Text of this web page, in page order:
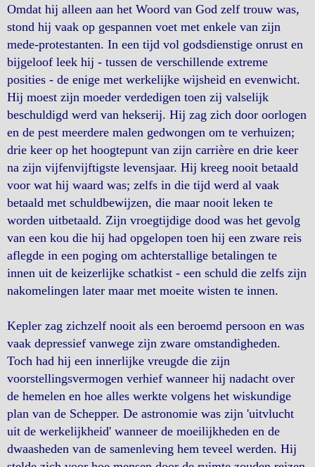
Omdat hij alleen aan het Woord van God zelf trouw was,
stond hij vaak op gespannen voet met enkele van zijn
mede-protestanten. In een tijd vol godsdienstige onrust en
bijgeloof leek hij - tussen de verschillende extreme
posities - de enige met werkelijke wijsheid en evenwicht.
Hij moest zijn moeder verdedigen toen zij valselijk
beschuldigd werd van hekserij. Hij zag zich door oorlogen
en de pest meerdere malen gedwongen om te verhuizen;
drie keer op het hoogtepunt van zijn carrière en drie keer
na zijn vijfenvijftigste levensjaar. Hij kreeg nooit betaald
voor wat hij waard was; zelfs in die tijd werd al vaak
betaald met schuldbewijzen, die maar nooit leken te
worden uitbetaald. Zijn vroegtijdige dood was het gevolg
van een kou die hij had opgelopen toen hij een zware reis
aflegde in een poging om achterstallige betalingen te
innen uit de keizerlijke schatkist - een schuld die zelfs zijn
nakomelingen later maar met moeite wisten te innen.
Kepler zag zichzelf nooit als een beroemd persoon en was
vaak depressief vanwege zijn zware omstandigheden.
Toch had hij een innerlijke vreugde die zijn
voorstellingsvermogen verhief wanneer hij nadacht over
de hemelen en hoe alles werkte volgens het wiskundige
plan van de Schepper. De astronomie was zijn 'uitvlucht
uit de werkelijkheid' wanneer de moeilijkheden en de
dwaasheden van de samenleving hem teveel werden. Hij